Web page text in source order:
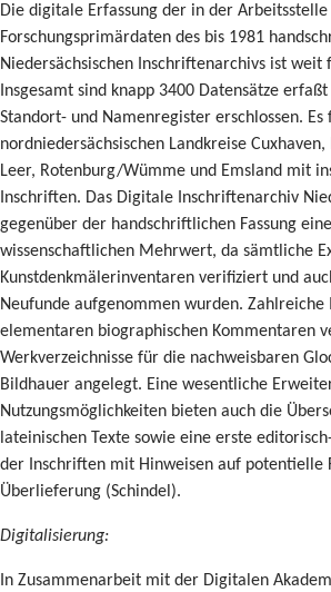
Die digitale Erfassung der in der
Forschungsprimärdaten des bis 1981
Niedersächsischen Inschriftenarchivs ist weit
Insgesamt sind knapp 3400 Datensätze
Standort- und Namenregister erschlossen. Es
nordniedersächsischen Landkreise
Leer, Rotenburg/Wümme und Emsland mit
Inschriften. Das Digitale Inschriftenarchiv
gegenüber der handschriftlichen Fassung
wissenschaftlichen Mehrwert, da sämtliche
Kunstdenkmälerinventaren verifiziert und
Neufunde aufgenommen wurden.
elementaren biographischen Kommentaren
Werkverzeichnisse für die nachweisbaren
Bildhauer angelegt. Eine wesentliche
Nutzungsmöglichkeiten bieten auch die
lateinischen Texte sowie eine erste
der Inschriften mit Hinweisen auf potentielle
Überlieferung (Schindel).
Digitalisierung:
In Zusammenarbeit mit der Digitalen